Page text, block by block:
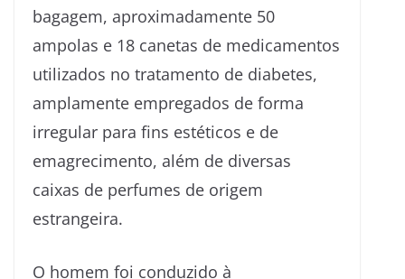
bagagem, aproximadamente 50
ampolas e 18 canetas de medicamentos
utilizados no tratamento de diabetes,
amplamente empregados de forma
irregular para fins estéticos e de
emagrecimento, além de diversas
caixas de perfumes de origem
estrangeira.
O homem foi conduzido à